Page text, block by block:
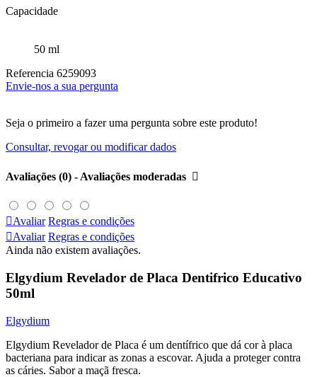
Capacidade
50 ml
Referencia 6259093
Envie-nos a sua pergunta
Seja o primeiro a fazer uma pergunta sobre este produto!
Consultar, revogar ou modificar dados
Avaliações (0) - Avaliações moderadas 
Avaliar Regras e condições
Avaliar Regras e condições
Ainda não existem avaliações.
Elgydium Revelador de Placa Dentifrico Educativo
50ml
Elgydium
Elgydium Revelador de Placa é um dentífrico que dá cor à placa
bacteriana para indicar as zonas a escovar. Ajuda a proteger contra
as cáries. Sabor a maçã fresca.